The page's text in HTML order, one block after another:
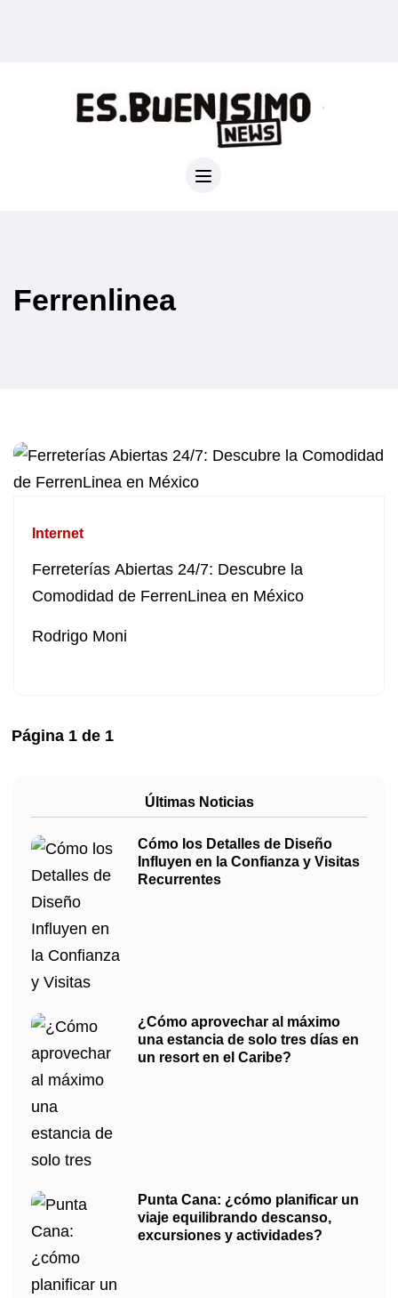
Ferrenlinea
Internet
Ferreterías Abiertas 24/7: Descubre la
Comodidad de FerrenLinea en México
Rodrigo Moni
Página 1 de 1
Últimas Noticias
Cómo los Detalles de Diseño
Influyen en la Confianza y Visitas
Recurrentes
¿Cómo aprovechar al máximo
una estancia de solo tres días en
un resort en el Caribe?
Punta Cana: ¿cómo planificar un
viaje equilibrando descanso,
excursiones y actividades?